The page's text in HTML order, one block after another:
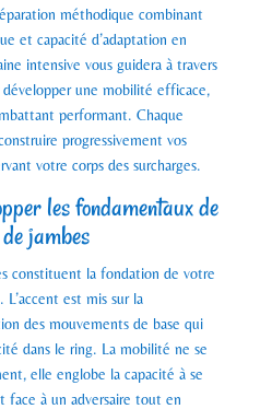
méthodique combinant
et capacité d’adaptation en
intensive vous guidera à travers
développer une mobilité efficace,
performant. Chaque
progressivement vos
votre corps des surcharges.
les fondamentaux de
jambes
constituent la fondation de votre
est mis sur la
des mouvements de base qui
dans le ring. La mobilité ne se
elle englobe la capacité à se
face à un adversaire tout en